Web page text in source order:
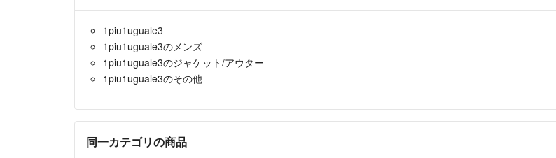
1piu1uguale3
1piu1uguale3のメンズ
1piu1uguale3のジャケット/アウター
1piu1uguale3のその他
同一カテゴリの商品